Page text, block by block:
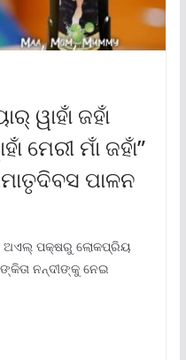
ୱାହାଁ ଜହାଁ
ମେରୀ ମାଁ ଜହାଁ”
ପାଳନ
ଅଏଲ୍ ପକ୍ଷରୁ ଲୋକପ୍ରିୟ
ନନ୍ଦୀଙ୍କୁ ନେଇ